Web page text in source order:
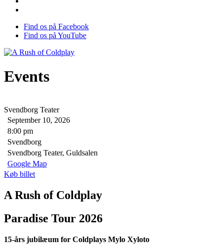
Find os på Facebook
Find os på YouTube
Events
Svendborg Teater
September 10, 2026
8:00 pm
Svendborg
Svendborg Teater, Guldsalen
Google Map
Køb billet
A Rush of Coldplay
Paradise Tour 2026
15-års jubilæum for Coldplays Mylo Xyloto